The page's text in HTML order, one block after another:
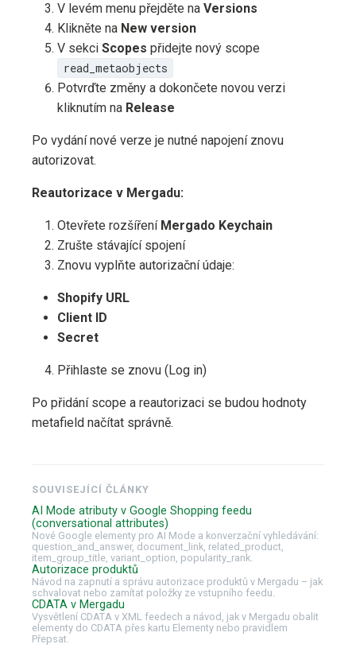
V levém menu přejděte na Versions
Klikněte na New version
V sekci Scopes přidejte nový scope
read_metaobjects
Potvrďte změny a dokončete novou verzi
kliknutím na Release
Po vydání nové verze je nutné napojení znovu
autorizovat.
Reautorizace v Mergadu:
Otevřete rozšíření Mergado Keychain
Zrušte stávající spojení
Znovu vyplňte autorizační údaje:
Shopify URL
Client ID
Secret
Přihlaste se znovu (Log in)
Po přidání scope a reautorizaci se budou hodnoty
metafield načítat správně.
SOUVISEJÍCÍ ČLÁNKY
AI Mode atributy v Google Shopping feedu
(conversational attributes)
Nové Google elementy pro AI Mode a konverzační vyhledávání:
question_and_answer, document_link, related_product,
item_group_title, variant_option, popularity_rank.
Autorizace produktů
Návod na zapnutí a správu autorizace produktů v Mergadu – jak
schvalovat nebo zamítat položky ze vstupního feedu.
CDATA v Mergadu
Vysvětlení CDATA v XML feedech a návod, jak v Mergadu obalit
elementy do CDATA přes kartu Elementy nebo pravidlem
Přepsat.